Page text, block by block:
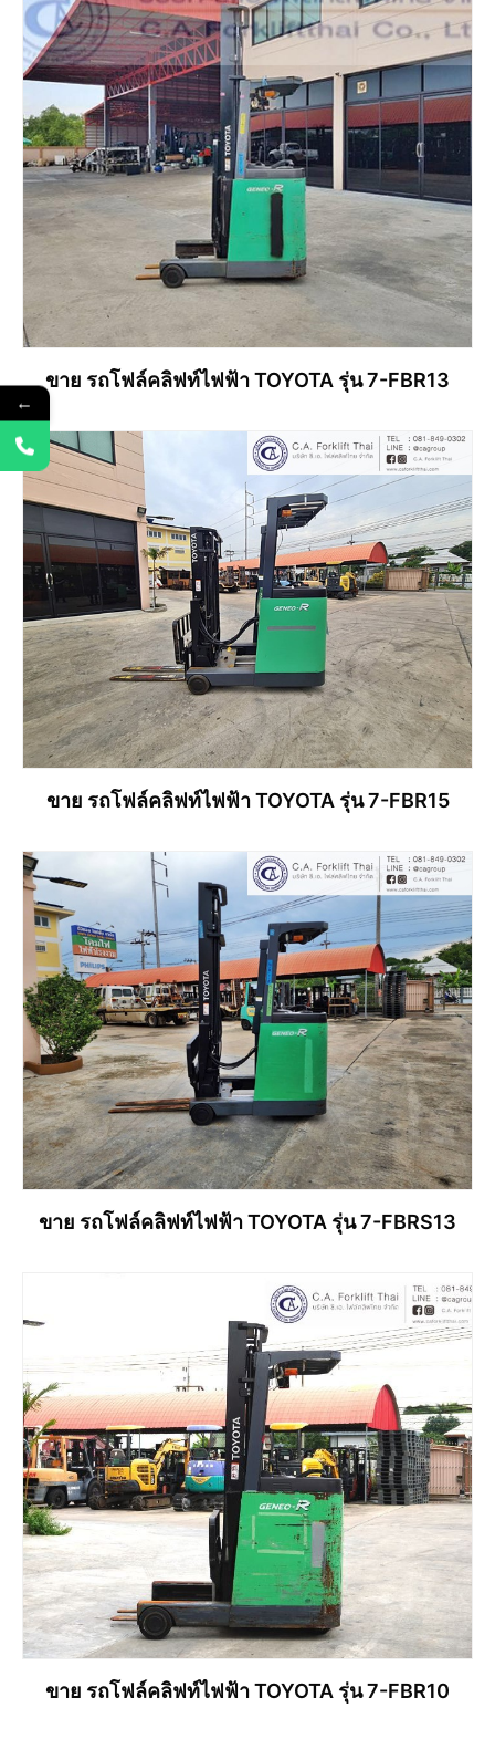
ขาย รถโฟล์คลิฟท์ไฟฟ้า TOYOTA รุ่น 7-FBR13
อ่านเพิ่ม
ขาย รถโฟล์คลิฟท์ไฟฟ้า TOYOTA รุ่น 7-FBR15
อ่านเพิ่ม
ขาย รถโฟล์คลิฟท์ไฟฟ้า TOYOTA รุ่น 7-FBRS13
อ่านเพิ่ม
ขาย รถโฟล์คลิฟท์ไฟฟ้า TOYOTA รุ่น 7-FBR10
←